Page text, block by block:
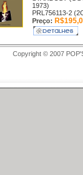
1973)
PRL756113-2
Preço:
Copyright © 2007